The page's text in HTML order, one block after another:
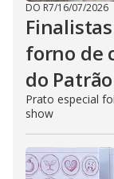
DO R7/16/07/2026
forno de
do Patrão
Prato especial
show